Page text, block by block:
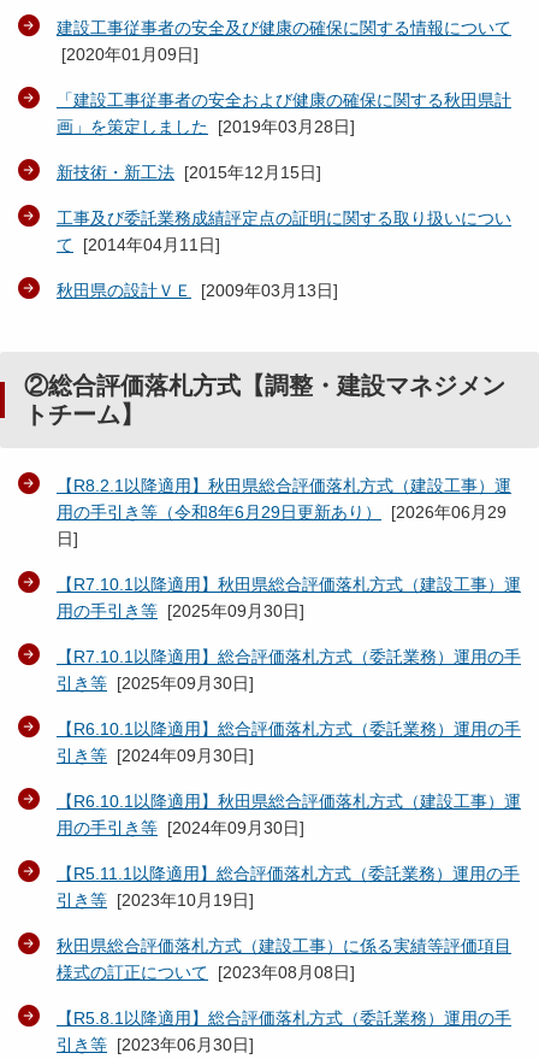
建設工事従事者の安全及び健康の確保に関する情報について
[2020年01月09日]
「建設工事従事者の安全および健康の確保に関する秋田県計
画」を策定しました [2019年03月28日]
新技術・新工法 [2015年12月15日]
工事及び委託業務成績評定点の証明に関する取り扱いについ
て [2014年04月11日]
秋田県の設計ＶＥ [2009年03月13日]
②総合評価落札方式【調整・建設マネジメン
トチーム】
【R8.2.1以降適用】秋田県総合評価落札方式（建設工事）運
用の手引き等（令和8年6月29日更新あり）
[2026年06月29
日]
【R7.10.1以降適用】秋田県総合評価落札方式（建設工事）運
用の手引き等 [2025年09月30日]
【R7.10.1以降適用】総合評価落札方式（委託業務）運用の手
引き等 [2025年09月30日]
【R6.10.1以降適用】総合評価落札方式（委託業務）運用の手
引き等 [2024年09月30日]
【R6.10.1以降適用】秋田県総合評価落札方式（建設工事）運
用の手引き等 [2024年09月30日]
【R5.11.1以降適用】総合評価落札方式（委託業務）運用の手
引き等 [2023年10月19日]
秋田県総合評価落札方式（建設工事）に係る実績等評価項目
様式の訂正について [2023年08月08日]
【R5.8.1以降適用】総合評価落札方式（委託業務）運用の手
引き等 [2023年06月30日]